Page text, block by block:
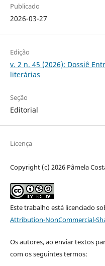
Publicado
2026-03-27
Edição
v. 2 n. 45 (2026): Dossiê
literárias
Seção
Editorial
Licença
Copyright (c) 2026 Pâmela
Este trabalho está licenciado
Attribution-NonCommercial-
Os autores, ao enviar textos
com os seguintes termos: